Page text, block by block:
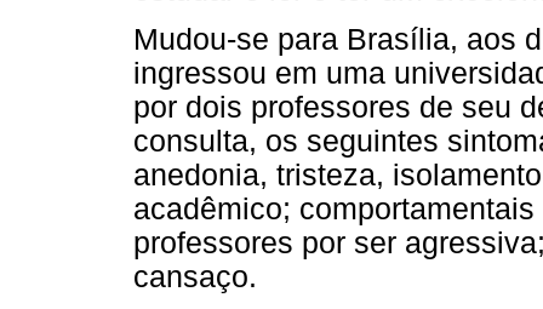
Mudou-se para Brasília, aos
ingressou em uma
por dois professores de seu
consulta, os seguintes
anedonia, tristeza,
acadêmico;
professores por ser
cansaço.